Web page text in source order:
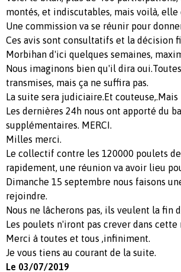
montés, et indiscutables, mais voilà,
Une commission va se réunir pour
Ces avis sont consultatifs et la décision
Morbihan d'ici quelques semaines,
Nous imaginons bien qu'il dira
transmises, mais ça ne suffira pas.
La suite sera judiciaire.Et couteuse,.Mais
Les dernières 24h nous ont apporté du
supplémentaires. MERCI.
Milles merci.
Le collectif contre les 120000 poulets
rapidement, une réunion va avoir lieu
Dimanche 15 septembre nous faisons
rejoindre.
Nous ne lâcherons pas, ils veulent la fin
Les poulets n'iront pas crever dans
Merci à toutes et tous ,infiniment.
Je vous tiens au courant de la suite.
Le 03/07/2019